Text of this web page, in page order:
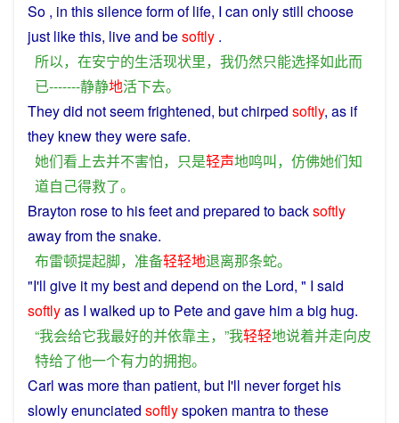
So , in thissilenceformof life, I can onlystill choose
just like this, liveand besoftly .
所以， 在安宁的生活现状里， 我仍然只能选择如此而
已-------静静地活下去。
Theydid notseemfrightened, butchirped softly, as if
they knewthey were safe.
她们看上去并不害怕， 只是轻声地鸣叫， 仿佛她们知
道自己得救了。
Brayton rose to hisfeetand prepared tobacksoftly
awayfromthesnake.
布雷顿提起脚， 准备轻轻地退离那条蛇。
"I'll give it mybestand depend on the Lord, " I said
softlyas I walked upto Peteand gave himabig hug.
“我会给它我最好的并依靠主，”我轻轻地说着并走向皮
特给了他一个有力的拥抱。
Carl was morethan patient, but I'll neverforget his
slowlyenunciated softlyspoken mantrato these